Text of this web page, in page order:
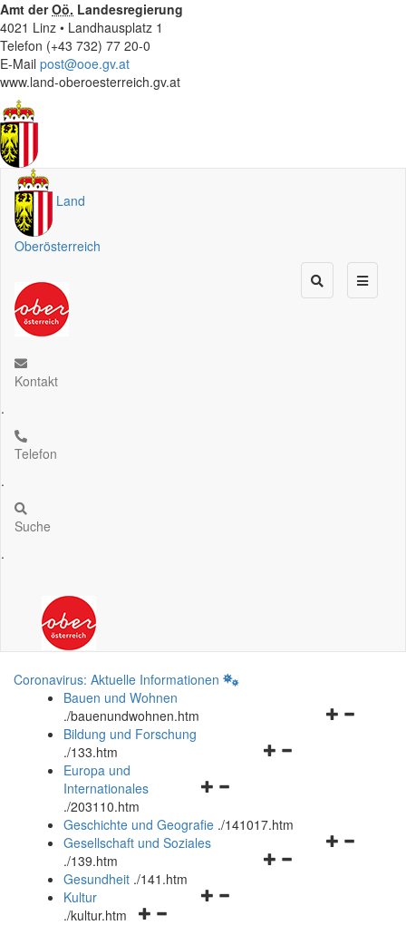
Amt derOö. Landesregierung
4021 Linz • Landhausplatz 1
Telefon (+43 732) 77 20-0
E-Mail post@ooe.gv.at
www.land-oberoesterreich.gv.at
Land
Oberösterreich
Kontakt
.
Telefon
.
Suche
.
Coronavirus: Aktuelle Informationen
Bauen und Wohnen
./bauenundwohnen.htm
Navigationsmenü
Bildung und Forschung
./133.htm
Navigationsmenü
und
schließen
Europa und
Internationales
./203110.htm
Geschichte und Geografie ./141017.htm
Navigationsmenü
Gesellschaft und Soziales
./139.htm
Navigationsmenü
Gesundheit ./141.htm
Navigationsmenü
Kultur
./kultur.htm